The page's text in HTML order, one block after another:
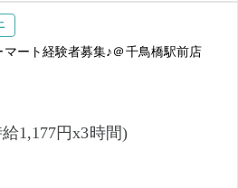
マート経験者募集♪＠千鳥橋駅前店
1,177円x3時間)